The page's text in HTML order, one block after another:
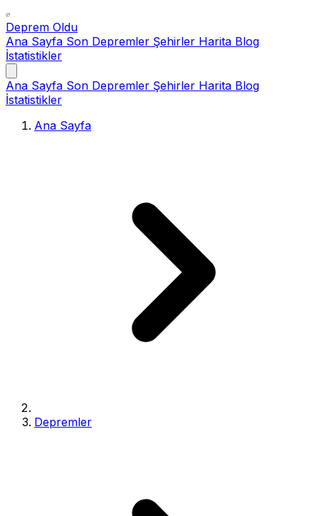
Deprem Oldu
Ana Sayfa Son Depremler Şehirler Harita Blog
İstatistikler
Ana Sayfa Son Depremler Şehirler Harita Blog
İstatistikler
Ana Sayfa
Depremler